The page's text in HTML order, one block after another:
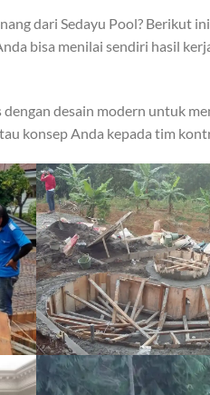
dari Sedayu Pool? Berikut
bisa menilai sendiri hasil
desain modern untuk
konsep Anda kepada tim